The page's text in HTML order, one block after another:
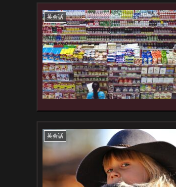
英会話
英会話